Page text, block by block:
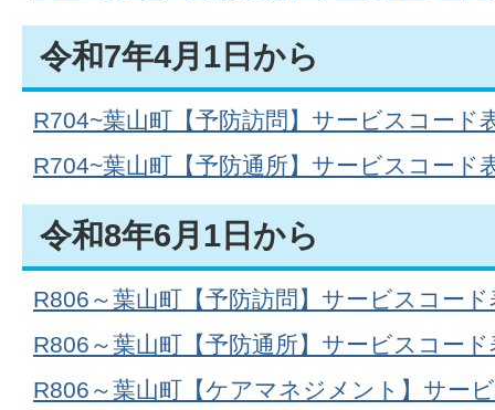
令和7年4月1日から
R704~葉山町【予防訪問】サービスコード
R704~葉山町【予防通所】サービスコード
令和8年6月1日から
R806～葉山町【予防訪問】サービスコー
R806～葉山町【予防通所】サービスコー
R806～葉山町【ケアマネジメント】サー